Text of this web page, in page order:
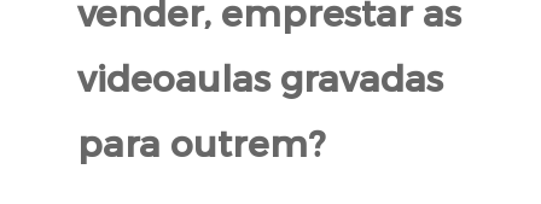
vender, emprestar as
videoaulas gravadas
para outrem?